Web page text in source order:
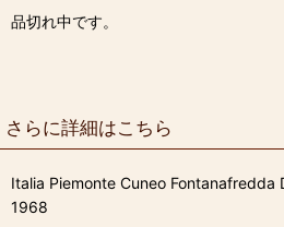
品切れ中です。
さらに詳細はこちら
Italia Piemonte Cuneo Fontanafredda
1968